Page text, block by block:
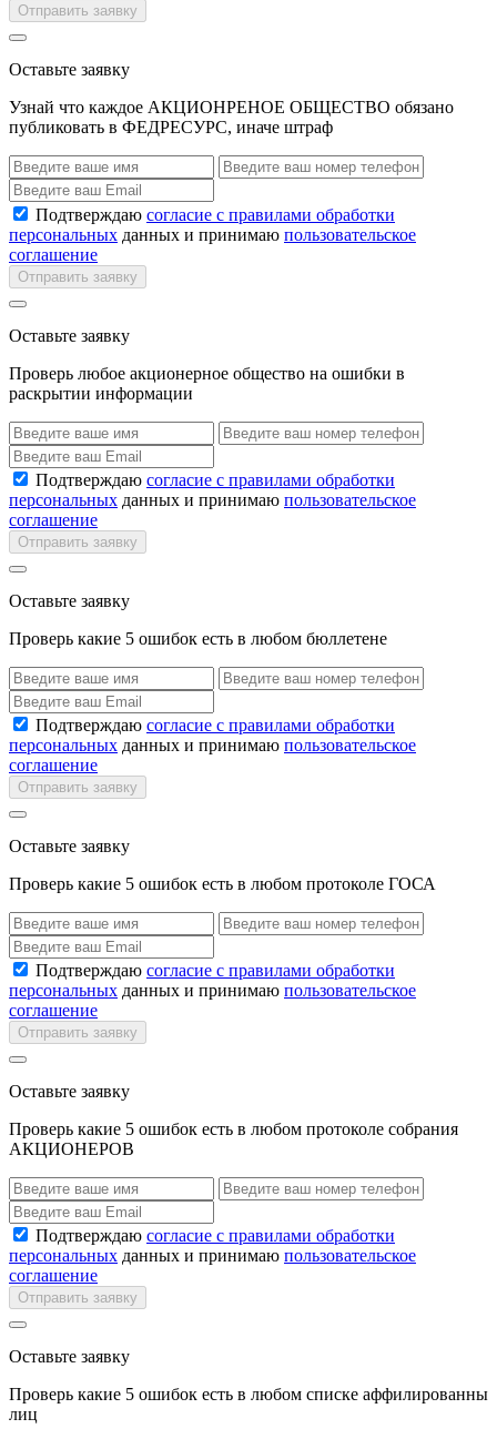
Отправить заявку
Оставьте заявку
Узнай что каждое АКЦИОНРЕНОЕ ОБЩЕСТВО обязано
публиковать в ФЕДРЕСУРС, иначе штраф
Подтверждаю согласие с правилами обработки
персональных данных и принимаю пользовательское
соглашение
Отправить заявку
Оставьте заявку
Проверь любое акционерное общество на ошибки в
раскрытии информации
Подтверждаю согласие с правилами обработки
персональных данных и принимаю пользовательское
соглашение
Отправить заявку
Оставьте заявку
Проверь какие 5 ошибок есть в любом бюллетене
Подтверждаю согласие с правилами обработки
персональных данных и принимаю пользовательское
соглашение
Отправить заявку
Оставьте заявку
Проверь какие 5 ошибок есть в любом протоколе ГОСА
Подтверждаю согласие с правилами обработки
персональных данных и принимаю пользовательское
соглашение
Отправить заявку
Оставьте заявку
Проверь какие 5 ошибок есть в любом протоколе собрания
АКЦИОНЕРОВ
Подтверждаю согласие с правилами обработки
персональных данных и принимаю пользовательское
соглашение
Отправить заявку
Оставьте заявку
Проверь какие 5 ошибок есть в любом списке аффилированны
лиц